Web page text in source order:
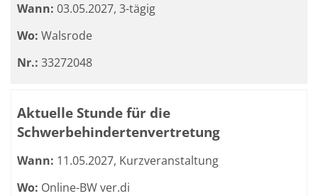
Wann: 03.05.2027, 3-tägig
Wo: Walsrode
Nr.: 33272048
Aktuelle Stunde für die
Schwerbehindertenvertretung
Wann: 11.05.2027, Kurzveranstaltung
Wo: Online-BW ver.di